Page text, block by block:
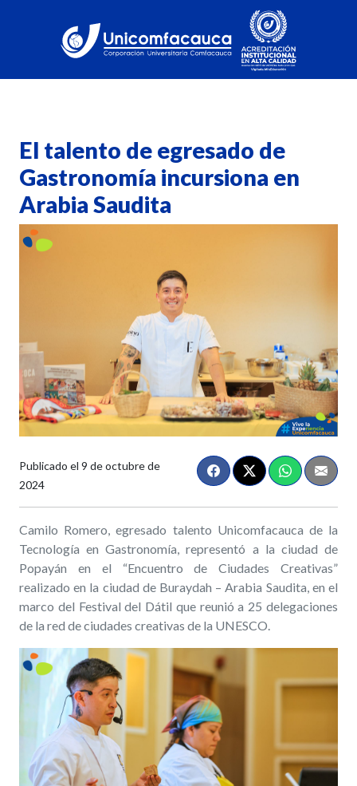
El talento de egresado de
Gastronomía incursiona en
Arabia Saudita
Publicado el 9 de octubre de
2024
Camilo Romero, egresado talento Unicomfacauca de la
Tecnología en Gastronomía, representó a la ciudad de
Popayán en el “Encuentro de Ciudades Creativas”
realizado en la ciudad de Buraydah – Arabia Saudita, en el
marco del Festival del Dátil que reunió a 25 delegaciones
de la red de ciudades creativas de la UNESCO.